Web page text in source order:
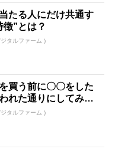
たる人にだけ共通す
徴”とは？
タルファーム )
買う前に〇〇をした
れた通りにしてみた
タルファーム )